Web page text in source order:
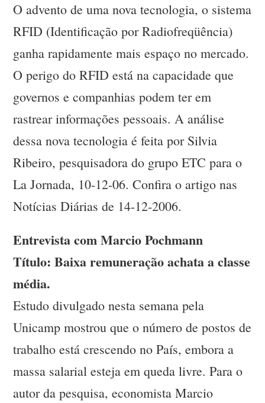
O advento de uma nova tecnologia, o sistema
RFID (Identificação por Radiofreqüência)
ganha rapidamente mais espaço no mercado.
O perigo do RFID está na capacidade que
governos e companhias podem ter em
rastrear informações pessoais. A análise
dessa nova tecnologia é feita por Silvia
Ribeiro, pesquisadora do grupo ETC para o
La Jornada, 10-12-06. Confira o artigo nas
Notícias Diárias de 14-12-2006.
Entrevista com Marcio Pochmann
Título: Baixa remuneração achata a classe
média.
Estudo divulgado nesta semana pela
Unicamp mostrou que o número de postos de
trabalho está crescendo no País, embora a
massa salarial esteja em queda livre. Para o
autor da pesquisa, economista Marcio